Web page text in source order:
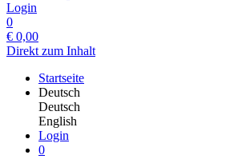
Login
0
€ 0,00
Direkt zum Inhalt
Startseite
Deutsch
Deutsch
English
Login
0